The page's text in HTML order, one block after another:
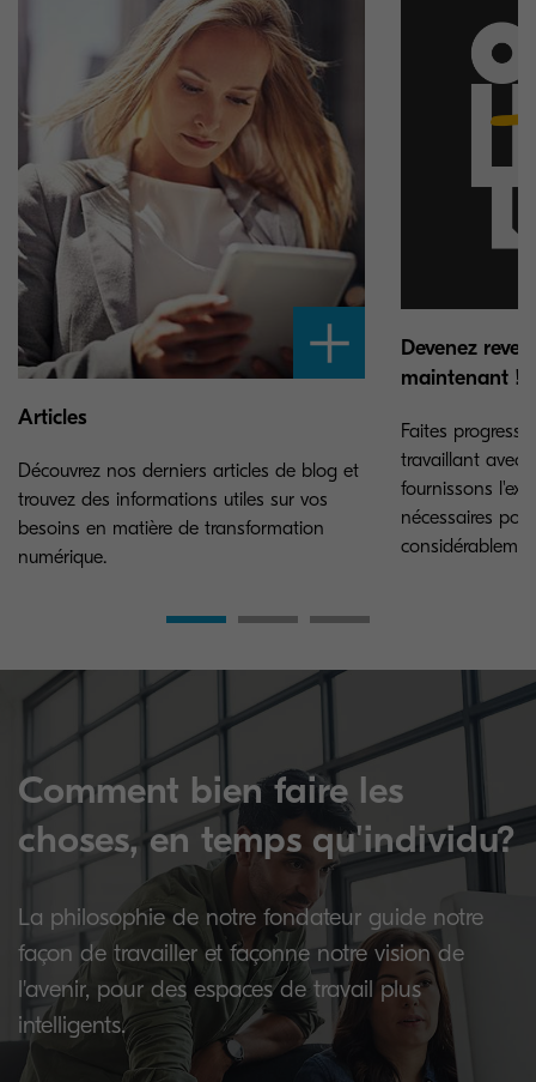
Articles
Découvrez nos derniers articles de blog et
trouvez des informations utiles sur vos
besoins en matière de transformation
numérique.
Devenez
maintenant !
Faites
travaillant avec
fournissons
nécessaires
Comment bien faire les
choses, en temps qu'individu?
La philosophie de notre fondateur guide notre
façon de travailler et façonne notre vision de
l'avenir, pour des espaces de travail plus
intelligents.